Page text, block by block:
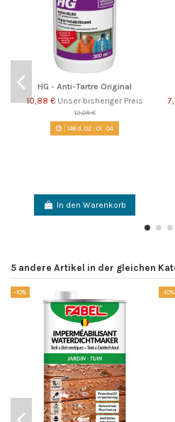
HG - Anti-Tartre Original
10,88 € Unser bisheriger Preis
12,09 €
146d. 02 :01 :04
In den Warenkorb
5 andere Artikel in der gleichen
-10% -10%